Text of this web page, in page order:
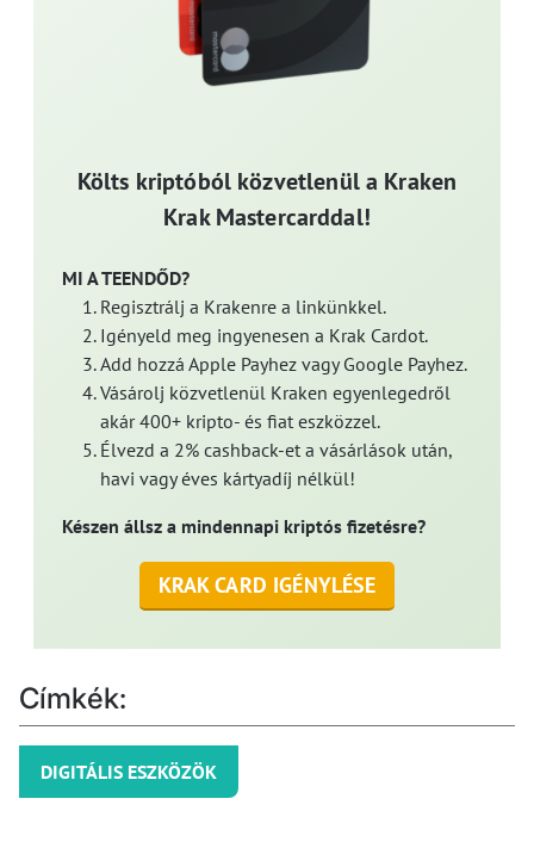
Költs kriptóból közvetlenül a Kraken
Krak Mastercarddal!
MI A TEENDŐD?
Regisztrálj a Krakenre a linkünkkel.
Igényeld meg ingyenesen a Krak Cardot.
Add hozzá Apple Payhez vagy Google Payhez.
Vásárolj közvetlenül Kraken egyenlegedről
akár 400+ kripto- és fiat eszközzel.
Élvezd a 2% cashback-et a vásárlások után,
havi vagy éves kártyadíj nélkül!
Készen állsz a mindennapi kriptós fizetésre?
KRAK CARD IGÉNYLÉSE
Címkék:
DIGITÁLIS ESZKÖZÖK